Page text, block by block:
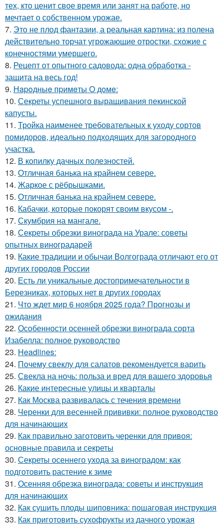
тех, кто ценит свое время или занят на работе, но
мечтает о собственном урожае.
7. Это не плод фантазии, а реальная картина: из полена
действительно торчат угрожающие отростки, схожие с
конечностями умершего.
8. Рецепт от опытного садовода: одна обработка -
защита на весь год!
9. Нapoдныe пpимeты O дoмe:
10. Секреты успешного выращивания пекинской
капусты.
11. Тройка наименее требовательных к уходу сортов
помидоров, идеально подходящих для загородного
участка.
12. В копилку дачных полезностей.
13. Отличная банька на крайнем севере.
14. Жаркое с рёбрышками.
15. Отличная банька на крайнем севере.
16. Кабачки, которые покорят своим вкусом -.
17. Скумбрия на мангале.
18. Секреты обрезки винограда на Урале: советы
опытных виноградарей
19. Какие традиции и обычаи Волгограда отличают его от
других городов России
20. Есть ли уникальные достопримечательности в
Березниках, которых нет в других городах
21. Что ждет мир 6 ноября 2025 года? Прогнозы и
ожидания
22. Особенности осенней обрезки винограда сорта
Изабелла: полное руководство
23. Headlines:
24. Почему свеклу для салатов рекомендуется варить
25. Свекла на ночь: польза и вред для вашего здоровья
26. Какие интересные улицы и кварталы
27. Как Москва развивалась с течения времени
28. Черенки для весенней прививки: полное руководство
для начинающих
29. Как правильно заготовить черенки для привоя:
основные правила и секреты
30. Секреты осеннего ухода за виноградом: как
подготовить растение к зиме
31. Осенняя обрезка винограда: советы и инструкция
для начинающих
32. Как сушить плоды шиповника: пошаговая инструкция
33. Как приготовить сухофрукты из дачного урожая